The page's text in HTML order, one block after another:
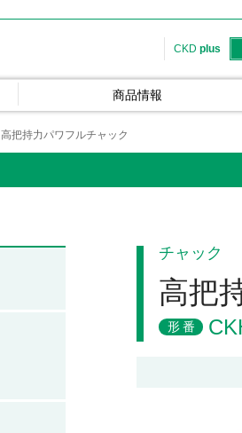
CKD plus
商品情報
高把持力パワフルチャック
チャック
高把
形番